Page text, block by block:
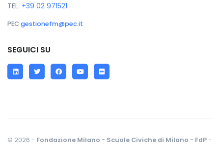
TEL. +39 02 971521
PEC gestionefm@pec.it
SEGUICI SU
LinkedInTwitterFacebookYouTube
Flickr
© 2026 - Fondazione Milano - Scuole Civiche di Milano - FdP-